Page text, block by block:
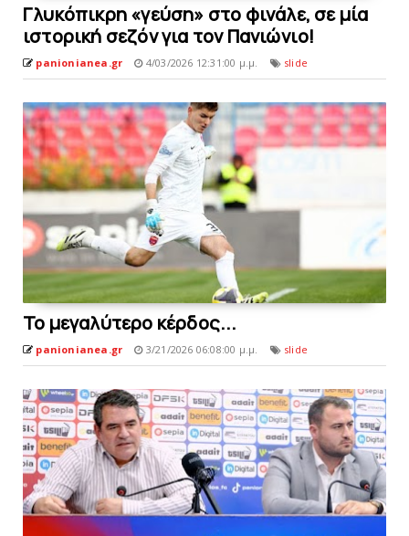
Γλυκόπικρη «γεύση» στο φινάλε, σε μία
ιστoρική σεζόν για τον Πανιώνιo!
panionianea.gr 4/03/2026 12:31:00 μ.μ. slide
To μεγαλύτερο κέρδος...
panionianea.gr 3/21/2026 06:08:00 μ.μ. slide